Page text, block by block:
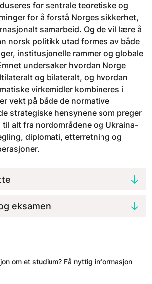
for sentrale teoretiske og
for å forstå Norges sikkerhet,
samarbeid. Og de vil lære å
norsk politikk utad formes av både
institusjonelle rammer og globale
undersøker hvordan Norge
og bilateralt, og hvordan
virkemidler kombineres i
vekt på både de normative
strategiske hensynene som preger
alt fra nordområdene og Ukraina-
diplomati, etterretning og
eksamen
om et studium? Få nyttig informasjon